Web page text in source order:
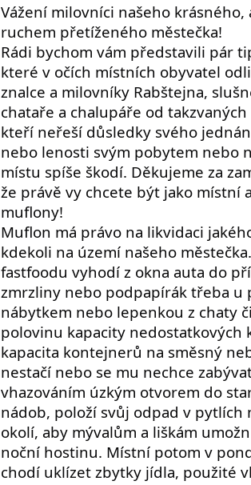
Vážení milovníci našeho krásného,
ruchem přetíženého městečka!
Rádi bychom vám představili pár
které v očích místních obyvatel
znalce a milovníky Rabštejna,
chataře a chalupáře od
kteří neřeší důsledky svého
nebo lenosti svým pobytem nebo
místu spíše škodí. Děkujeme za
že právě vy chcete být jako místní
muflony!
Muflon má právo na likvidaci
kdekoli na území našeho
fastfoodu vyhodí z okna auta do
zmrzliny nebo podpapírák třeba u
nábytkem nebo lepenkou z chaty
polovinu kapacity nedostatkových
kapacita kontejnerů na směsný
nestačí nebo se mu nechce
vhazováním úzkým otvorem do
nádob, položí svůj odpad v pytlích
okolí, aby mývalům a liškám
noční hostinu. Místní potom v
chodí uklízet zbytky jídla, použité